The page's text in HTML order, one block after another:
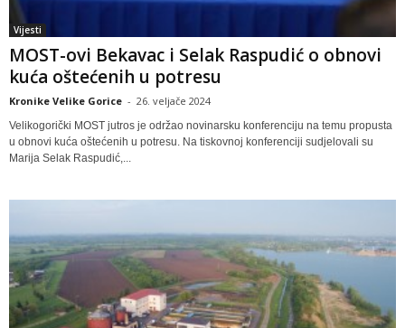
Vijesti
MOST-ovi Bekavac i Selak Raspudić o obnovi
kuća oštećenih u potresu
Kronike Velike Gorice - 26. veljače 2024
Velikogorički MOST jutros je održao novinarsku konferenciju na temu propusta
u obnovi kuća oštećenih u potresu. Na tiskovnoj konferenciji sudjelovali su
Marija Selak Raspudić,...